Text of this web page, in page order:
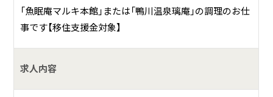
魚屋さんから生まれた料理宿。郷土が生み出した数々の味わ
いとともに、産地でなくては味わえない「本物の魚の味」がお
楽しみいただけます。
ご夫婦や家族連れがお客様の中心です。清潔さと心温まるサ
「魚眠庵マルキ本館」または「鴨川温泉璃庵」の調理のお仕
事です【移住支援金対象】
求人内容